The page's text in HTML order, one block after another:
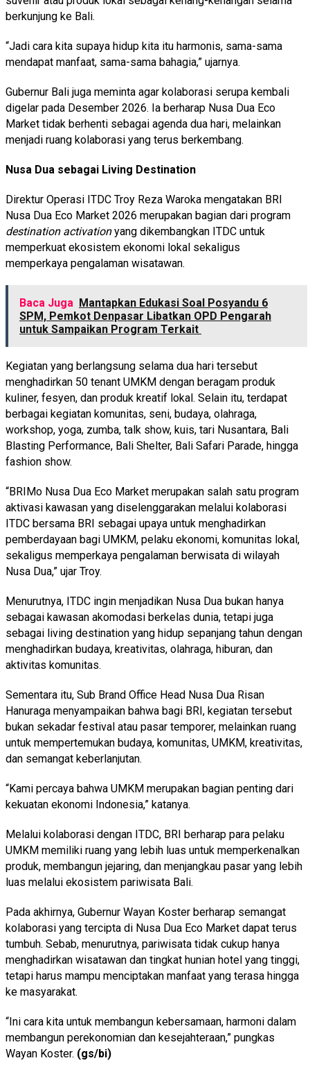
berkunjung ke Bali.
“Jadi cara kita supaya hidup kita itu harmonis, sama-sama
mendapat manfaat, sama-sama bahagia,” ujarnya.
Gubernur Bali juga meminta agar kolaborasi serupa kembali
digelar pada Desember 2026. Ia berharap Nusa Dua Eco
Market tidak berhenti sebagai agenda dua hari, melainkan
menjadi ruang kolaborasi yang terus berkembang.
Nusa Dua sebagai Living Destination
Direktur Operasi ITDC Troy Reza Waroka mengatakan BRI
Nusa Dua Eco Market 2026 merupakan bagian dari program
destination activationyang dikembangkan ITDC untuk
memperkuat ekosistem ekonomi lokal sekaligus
memperkaya pengalaman wisatawan.
Baca Juga Mantapkan Edukasi Soal Posyandu 6
SPM, Pemkot Denpasar Libatkan OPD Pengarah
untuk Sampaikan Program Terkait
Kegiatan yang berlangsung selama dua hari tersebut
menghadirkan 50 tenant UMKM dengan beragam produk
kuliner, fesyen, dan produk kreatif lokal. Selain itu, terdapat
berbagai kegiatan komunitas, seni, budaya, olahraga,
workshop, yoga, zumba, talk show, kuis, tari Nusantara, Bali
Blasting Performance, Bali Shelter, Bali Safari Parade, hingga
fashion show.
“BRIMo Nusa Dua Eco Market merupakan salah satu program
aktivasi kawasan yang diselenggarakan melalui kolaborasi
ITDC bersama BRI sebagai upaya untuk menghadirkan
pemberdayaan bagi UMKM, pelaku ekonomi, komunitas lokal,
sekaligus memperkaya pengalaman berwisata di wilayah
Nusa Dua,” ujar Troy.
Menurutnya, ITDC ingin menjadikan Nusa Dua bukan hanya
sebagai kawasan akomodasi berkelas dunia, tetapi juga
sebagai living destination yang hidup sepanjang tahun dengan
menghadirkan budaya, kreativitas, olahraga, hiburan, dan
aktivitas komunitas.
Sementara itu, Sub Brand Office Head Nusa Dua Risan
Hanuraga menyampaikan bahwa bagi BRI, kegiatan tersebut
bukan sekadar festival atau pasar temporer, melainkan ruang
untuk mempertemukan budaya, komunitas, UMKM, kreativitas,
dan semangat keberlanjutan.
“Kami percaya bahwa UMKM merupakan bagian penting dari
kekuatan ekonomi Indonesia,” katanya.
Melalui kolaborasi dengan ITDC, BRI berharap para pelaku
UMKM memiliki ruang yang lebih luas untuk memperkenalkan
produk, membangun jejaring, dan menjangkau pasar yang lebih
luas melalui ekosistem pariwisata Bali.
Pada akhirnya, Gubernur Wayan Koster berharap semangat
kolaborasi yang tercipta di Nusa Dua Eco Market dapat terus
tumbuh. Sebab, menurutnya, pariwisata tidak cukup hanya
menghadirkan wisatawan dan tingkat hunian hotel yang tinggi,
tetapi harus mampu menciptakan manfaat yang terasa hingga
ke masyarakat.
“Ini cara kita untuk membangun kebersamaan, harmoni dalam
membangun perekonomian dan kesejahteraan,” pungkas
Wayan Koster. (gs/bi)